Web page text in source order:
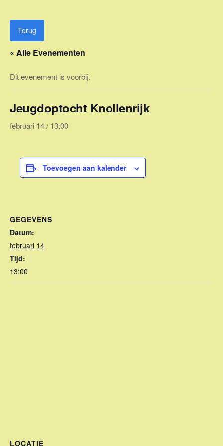
inhoud
Terug
« Alle Evenementen
Dit evenement is voorbij.
Jeugdoptocht Knollenrijk
februari 14 / 13:00
Toevoegen aan kalender
GEGEVENS
Datum:
februari 14
Tijd:
13:00
LOCATIE